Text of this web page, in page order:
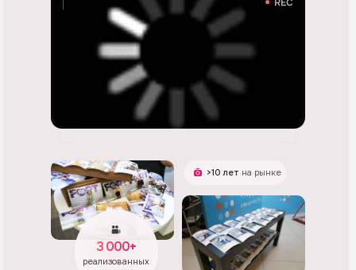
реализованных
3 000+
>10 лет на рынке